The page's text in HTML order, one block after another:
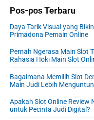
Pos-pos Terbaru
Daya Tarik Visual yang
Primadona Pemain Online
Pernah Ngerasa Main Slot
Rahasia Hoki Main Slot
Bagaimana Memilih Slot
Main Judi Lebih
Apakah Slot Online Review
untuk Pecinta Judi Digital?